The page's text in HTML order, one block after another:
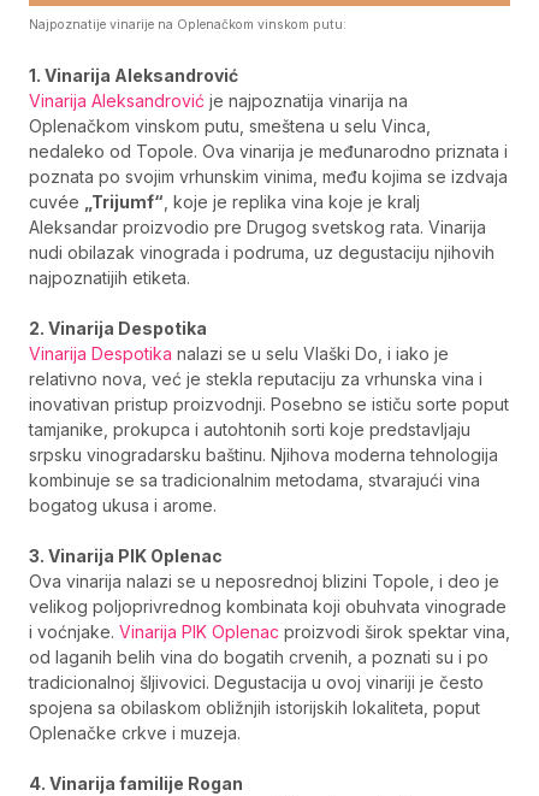
Najpoznatije vinarije na Oplenačkom vinskom putu:
1. Vinarija Aleksandrović
Vinarija Aleksandrović je najpoznatija vinarija na
Oplenačkom vinskom putu, smeštena u selu Vinca,
nedaleko od Topole. Ova vinarija je međunarodno priznata i
poznata po svojim vrhunskim vinima, među kojima se izdvaja
cuvée
„Trijumf“ , koje je replika vina koje je kralj
Aleksandar proizvodio pre Drugog svetskog rata. Vinarija
nudi obilazak vinograda i podruma, uz degustaciju njihovih
najpoznatijih etiketa.
2. Vinarija Despotika
Vinarija Despotika nalazi se u selu Vlaški Do, i iako je
relativno nova, već je stekla reputaciju za vrhunska vina i
inovativan pristup proizvodnji. Posebno se ističu sorte poput
tamjanike, prokupca i autohtonih sorti koje predstavljaju
srpsku vinogradarsku baštinu. Njihova moderna tehnologija
kombinuje se sa tradicionalnim metodama, stvarajući vina
bogatog ukusa i arome.
3. Vinarija PIK Oplenac
Ova vinarija nalazi se u neposrednoj blizini Topole, i deo je
velikog poljoprivrednog kombinata koji obuhvata vinograde
i voćnjake. Vinarija PIK Oplenac proizvodi širok spektar vina,
od laganih belih vina do bogatih crvenih, a poznati su i po
tradicionalnoj šljivovici. Degustacija u ovoj vinariji je često
spojena sa obilaskom obližnjih istorijskih lokaliteta, poput
Oplenačke crkve i muzeja.
4. Vinarija familije Rogan